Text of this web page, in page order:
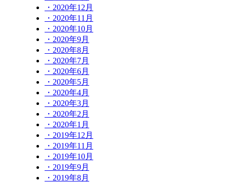
・2020年12月
・2020年11月
・2020年10月
・2020年9月
・2020年8月
・2020年7月
・2020年6月
・2020年5月
・2020年4月
・2020年3月
・2020年2月
・2020年1月
・2019年12月
・2019年11月
・2019年10月
・2019年9月
・2019年8月